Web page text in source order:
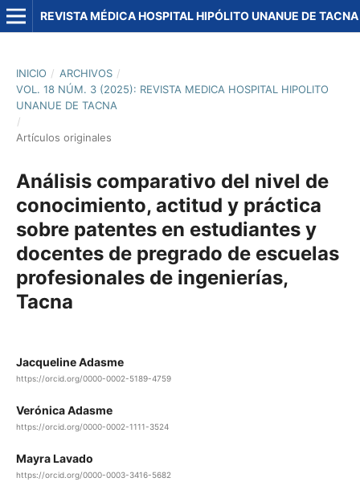
REVISTA MÉDICA HOSPITAL HIPÓLITO UNANUE DE TACNA
INICIO / ARCHIVOS /
VOL. 18 NÚM. 3 (2025): REVISTA MEDICA HOSPITAL HIPOLITO
UNANUE DE TACNA
/
Artículos originales
Análisis comparativo del nivel de
conocimiento, actitud y práctica
sobre patentes en estudiantes y
docentes de pregrado de escuelas
profesionales de ingenierías,
Tacna
Jacqueline Adasme
https://orcid.org/0000-0002-5189-4759
Verónica Adasme
https://orcid.org/0000-0002-1111-3524
Mayra Lavado
https://orcid.org/0000-0003-3416-5682